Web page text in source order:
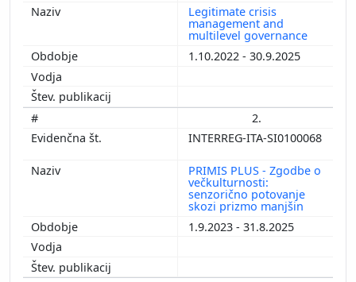
Legitimate crisis
management and
multilevel governance
1.10.2022 - 30.9.2025
2.
INTERREG-ITA-SI0100068
PRIMIS PLUS - Zgodbe o
večkulturnosti:
senzorično potovanje
skozi prizmo manjšin
1.9.2023 - 31.8.2025